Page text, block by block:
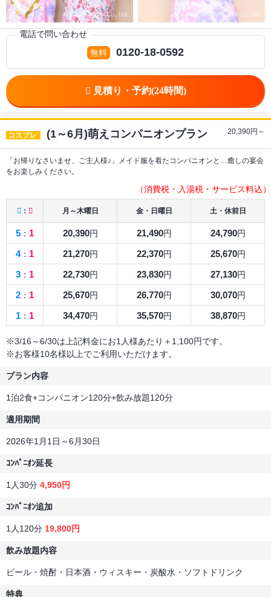
電話で問い合わせ
0120-18-0592
コスプレ (1～6月)萌えコンパニオンプラン 20,390円～
「お帰りなさいませ、ご主人様♪」メイド服を着たコンパニオンと…癒しの宴会
をお楽しみください。
（消費税・入湯税・サービス料込）
： 月～木曜日 金・日曜日 土・休前日
5 ： 1 20,390円 21,490円 24,790円
4： 1 21,270円 22,370円 25,670円
3 ： 1 22,730円 23,830円 27,130円
2 ： 1 25,670円 26,770円 30,070円
1 ： 1 34,470円 35,570円 38,870円
※3/16～6/30は上記料金にお1人様あたり＋1,100円です。
※お客様10名様以上でご利用いただけます。
プラン内容
1泊2食+コンパニオン120分+飲み放題120分
適用期間
2026年1月1日～6月30日
ｺﾝﾊﾟﾆｵﾝ延長
1人30分 4,950円
ｺﾝﾊﾟﾆｵﾝ追加
1人120分 19,800円
飲み放題内容
ビール・焼酎・日本酒・ウィスキー・炭酸水・ソフトドリンク
特典